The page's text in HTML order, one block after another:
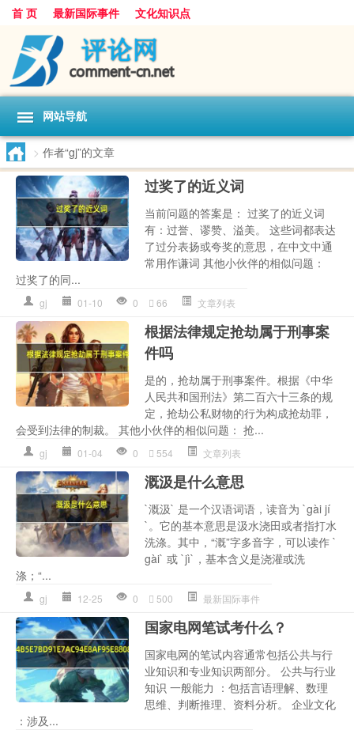
首 页 最新国际事件 文化知识点
网站导航
> 作者“gj”的文章
过奖了的近义词
当前问题的答案是： 过奖了的近义词
有：过誉、谬赞、溢美。 这些词都表达
了过分表扬或夸奖的意思，在中文中通
常用作谦词 其他小伙伴的相似问题：
过奖了的同...
gj 01-10 0 66 文章列表
根据法律规定抢劫属于刑事案
件吗
是的，抢劫属于刑事案件。根据《中华
人民共和国刑法》第二百六十三条的规
定，抢劫公私财物的行为构成抢劫罪，
会受到法律的制裁。 其他小伙伴的相似问题： 抢...
gj 01-04 0 554 文章列表
溉汲是什么意思
`溉汲` 是一个汉语词语，读音为 `gài jí
`。它的基本意思是汲水浇田或者指打水
洗涤。其中，“溉”字多音字，可以读作 `
gài` 或 `jì`，基本含义是浇灌或洗
涤；“...
gj 12-25 0 500 最新国际事件
国家电网笔试考什么？
国家电网的笔试内容通常包括公共与行
业知识和专业知识两部分。 公共与行业
知识 一般能力 ：包括言语理解、数理
思维、判断推理、资料分析。 企业文化
：涉及...